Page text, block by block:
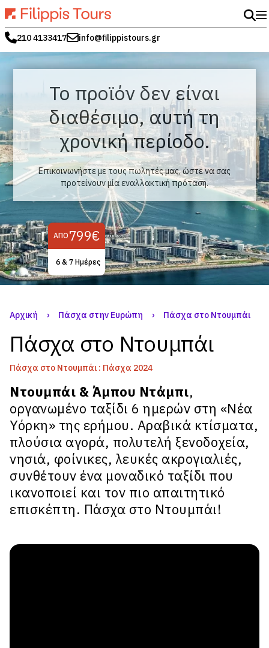
210 4133417 info@filippistours.gr
Το προϊόν δεν είναι
διαθέσιμο, αυτή τη
χρονική περίοδο.
Επικοινωνήστε με τους πωλητές μας, ώστε να σας
προτείνουν μία εναλλακτική πρόταση.
ΑΠΌ 799€
6 & 7 Ημέρες
Αρχική › Πάσχα στην Ευρώπη › Πάσχα στο Ντουμπάι
Πάσχα στο Ντουμπάι
Πάσχα στο Ντουμπάι : Πάσχα 2024
Ντουμπάι & Άμπου Ντάμπι,
οργανωμένο ταξίδι 6 ημερών στη «Νέα
Υόρκη» της ερήμου. Αραβικά κτίσματα,
πλούσια αγορά, πολυτελή ξενοδοχεία,
νησιά, φοίνικες, λευκές ακρογιαλιές,
συνθέτουν ένα μοναδικό ταξίδι που
ικανοποιεί και τον πιο απαιτητικό
επισκέπτη. Πάσχα στο Ντουμπάι!